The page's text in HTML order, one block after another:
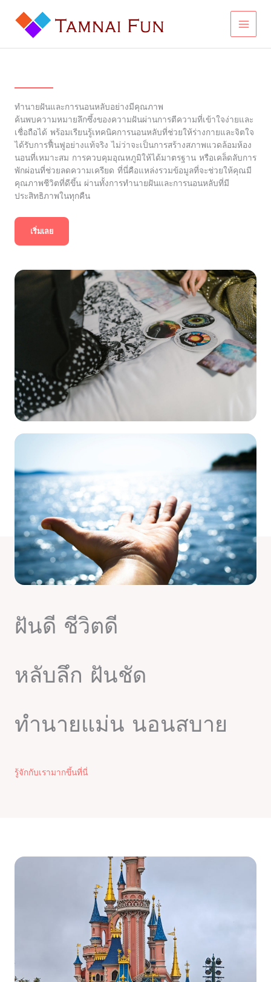
content
ทำนายฝันและการนอนหลับอย่างมีคุณภาพ
ค้นพบความหมายลึกซึ้งของความฝันผ่านการตีความที่เข้าใจง่ายและ
เชื่อถือได้ พร้อมเรียนรู้เทคนิคการนอนหลับที่ช่วยให้ร่างกายและจิตใจ
ได้รับการฟื้นฟูอย่างแท้จริง ไม่ว่าจะเป็นการสร้างสภาพแวดล้อมห้อง
นอนที่เหมาะสม การควบคุมอุณหภูมิให้ได้มาตรฐาน หรือเคล็ดลับการ
พักผ่อนที่ช่วยลดความเครียด ที่นี่คือแหล่งรวมข้อมูลที่จะช่วยให้คุณมี
คุณภาพชีวิตที่ดีขึ้น ผ่านทั้งการทำนายฝันและการนอนหลับที่มี
ประสิทธิภาพในทุกคืน
เริ่มเลย
ฝันดี ชีวิตดี
หลับลึก ฝันชัด
ทำนายแม่น นอนสบาย
รู้จักกับเรามากขึ้นที่นี่